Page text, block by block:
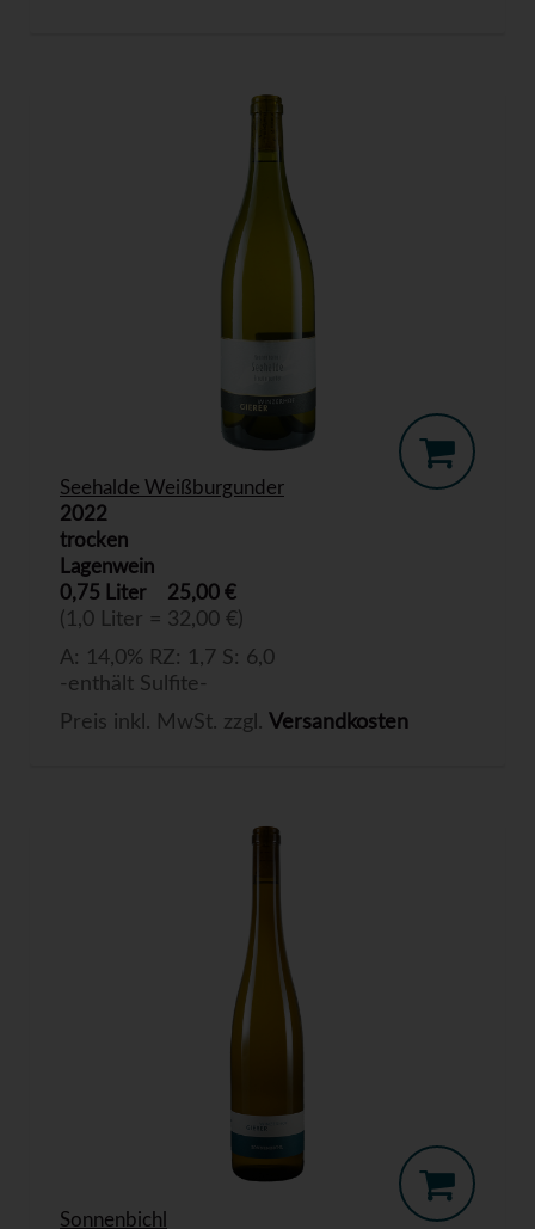
Seehalde Weißburgunder
2022
trocken
Lagenwein
0,75 Liter
25,00 €
(1,0 Liter = 32,00 €)
A: 14,0% RZ: 1,7 S: 6,0
-enthält Sulfite-
Preis inkl. MwSt. zzgl. Versandkosten
Sonnenbichl